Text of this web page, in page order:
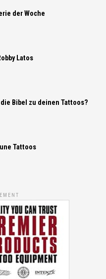
der Woche
Latos
Bibel zu deinen Tattoos?
Tattoos